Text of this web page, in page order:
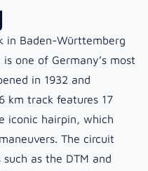
in Baden-Württemberg
one of Germany’s most
in 1932 and
km track features 17
iconic hairpin, which
The circuit
as the DTM and